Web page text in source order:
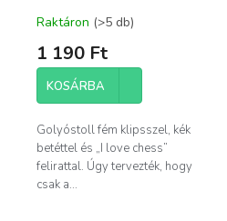
Raktáron (>5 db)
1 190 Ft
KOSÁRBA
Golyóstoll fém klipsszel, kék
betéttel és „I love chess”
felirattal. Úgy tervezték, hogy
csak a...